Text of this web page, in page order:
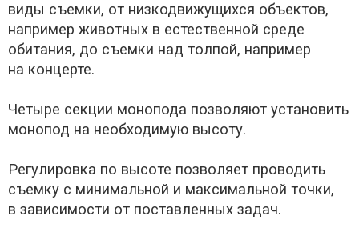
виды съемки, от низкодвижущихся объектов,
например животных в естественной среде
обитания, до съемки над толпой, например
на концерте.
Четыре секции монопода позволяют установить
монопод на необходимую высоту.
Регулировка по высоте позволяет проводить
съемку с минимальной и максимальной точки,
в зависимости от поставленных задач.